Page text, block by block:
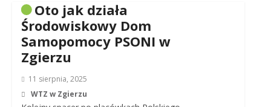
Oto jak działa
Środowiskowy Dom
Samopomocy PSONI w
Zgierzu
11 sierpnia, 2025
WTZ w Zgierzu